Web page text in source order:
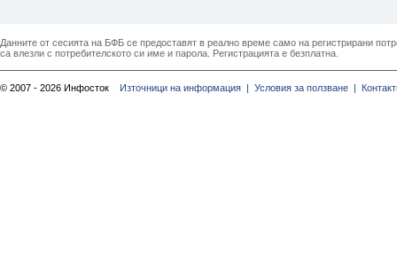
Данните от сесията на БФБ се предоставят в реално време само на регистрирани
са влезли с потребителското си име и парола. Регистрацията е безплатна.
© 2007 - 2026 Инфосток Източници на информация | Условия за ползване |